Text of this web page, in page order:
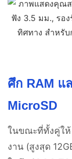
ศึก RAM แ
MicroSD
ในขณะที่ทั้งคู่ให้
งาน (สูงสุด